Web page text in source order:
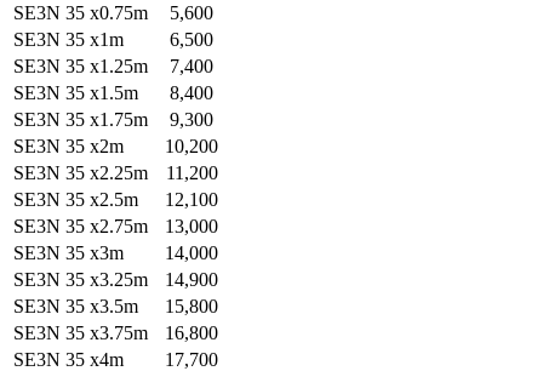
SE3N 35 x0.75m
5,600
SE3N 35 x1m
6,500
SE3N 35 x1.25m
7,400
SE3N 35 x1.5m
8,400
SE3N 35 x1.75m
9,300
SE3N 35 x2m
10,200
SE3N 35 x2.25m
11,200
SE3N 35 x2.5m
12,100
SE3N 35 x2.75m
13,000
SE3N 35 x3m
14,000
SE3N 35 x3.25m
14,900
SE3N 35 x3.5m
15,800
SE3N 35 x3.75m
16,800
SE3N 35 x4m
17,700